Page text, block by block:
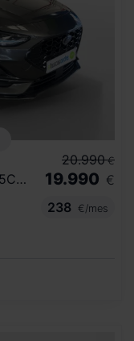
ST LINE X 1.5 ECOBLUE 85KW (115CV) AUTO
20.990 €
19.990 €
238
€/mes